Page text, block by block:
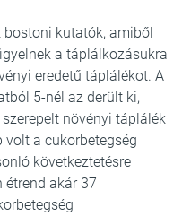
kutatók, amiből
a táplálkozásukra
eredetű táplálékot. A
5-nél az derült ki,
növényi táplálék
volt a cukorbetegség
következtetésre
étrend akár 37